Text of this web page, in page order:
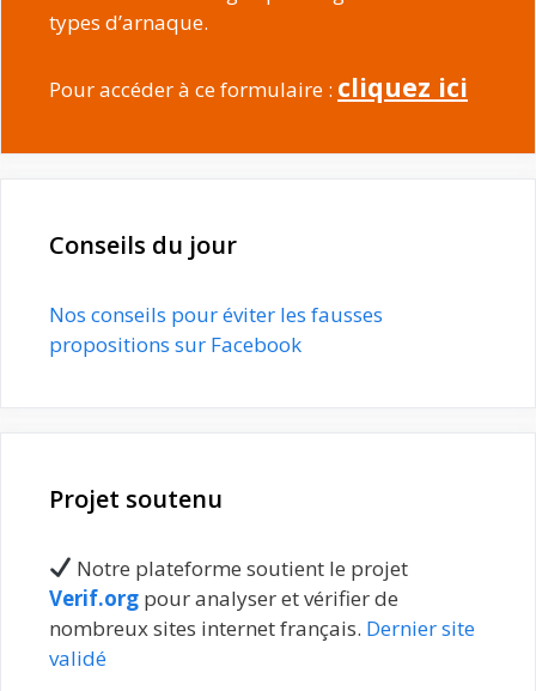
types d’arnaque.
Pour accéder à ce formulaire : cliquez ici
Conseils du jour
Nos conseils pour éviter les fausses
propositions sur Facebook
Projet soutenu
Notre plateforme soutient le projet
Verif.org pour analyser et vérifier de
nombreux sites internet français. Dernier site
validé